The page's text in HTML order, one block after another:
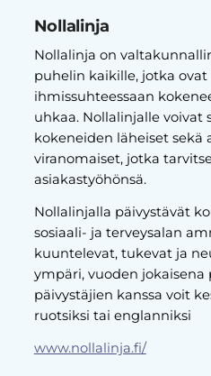
Nollalinja
Nollalinja on
puhelin kaikille, jotka ovat
ihmissuhteessaan
uhkaa. Nollalinjalle voivat
kokeneiden läheiset sekä
viranomaiset, jotka
asiakastyöhönsä.
Nollalinjalla päivystävät
sosiaali- ja terveysalan
kuuntelevat, tukevat ja
ympäri, vuoden jokaisena
päivystäjien kanssa voit
ruotsiksi tai englanniksi
www.nollalinja.fi/